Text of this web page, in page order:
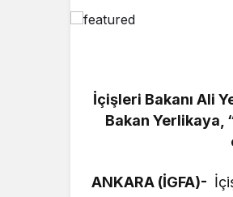
İçişleri Bakanı Ali
Bakan Yerlikaya,
ANKARA (İGFA)-